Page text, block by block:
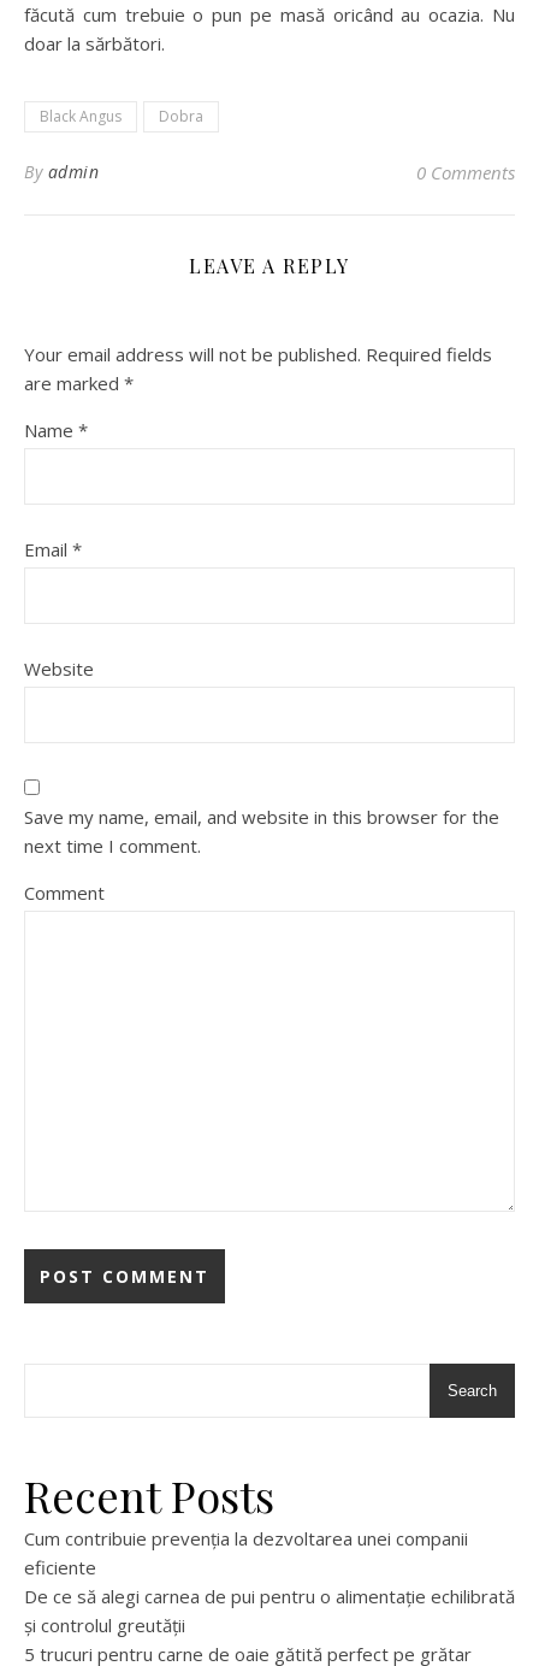
făcută cum trebuie o pun pe masă oricând au ocazia. Nu
doar la sărbători.
Black Angus Dobra
By admin 0 Comments
LEAVE A REPLY
Your email address will not be published. Required fields
are marked *
Name *
Email *
Website
Save my name, email, and website in this browser for the
next time I comment.
Comment
Search
Recent Posts
Cum contribuie prevenția la dezvoltarea unei companii
eficiente
De ce să alegi carnea de pui pentru o alimentație echilibrată
și controlul greutății
5 trucuri pentru carne de oaie gătită perfect pe grătar